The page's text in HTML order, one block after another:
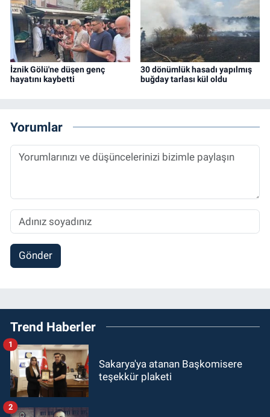
İznik Gölü'ne düşen genç
hayatını kaybetti
30 dönümlük hasadı yapılmış
buğday tarlası kül oldu
Yorumlar
Gönder
Trend Haberler
Sakarya'ya atanan Başkomisere
teşekkür plaketi
1
2